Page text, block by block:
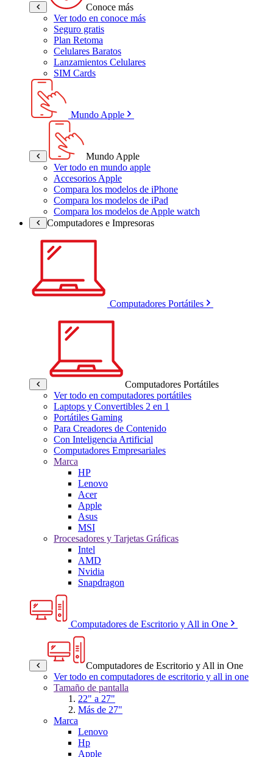
Conoce más
Ver todo en conoce más
Seguro gratis
Plan Retoma
Celulares Baratos
Lanzamientos Celulares
SIM Cards
Mundo Apple
Mundo Apple
Ver todo en mundo apple
Accesorios Apple
Compara los modelos de iPhone
Compara los modelos de iPad
Compara los modelos de Apple watch
Computadores e Impresoras
Computadores Portátiles
Computadores Portátiles
Ver todo en computadores portátiles
Laptops y Convertibles 2 en 1
Portátiles Gaming
Para Creadores de Contenido
Con Inteligencia Artificial
Computadores Empresariales
Marca
HP
Lenovo
Acer
Apple
Asus
MSI
Procesadores y Tarjetas Gráficas
Intel
AMD
Nvidia
Snapdragon
Computadores de Escritorio y All in One
Computadores de Escritorio y All in One
Ver todo en computadores de escritorio y all in one
Tamaño de pantalla
22" a 27"
Más de 27"
Marca
Lenovo
Hp
Apple